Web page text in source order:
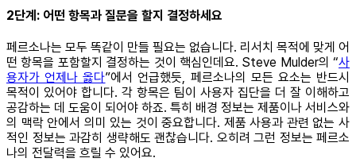
2단계: 어떤 항목과 질문을 할지 결정하세요
페르소나는 모두 똑같이 만들 필요는 없습니다. 리서치 목적에 맞게 어
떤 항목을 포함할지 결정하는 것이 핵심인데요. Steve Mulder의 “사
용자가 언제나 옳다”에서 언급했듯, 페르소나의 모든 요소는 반드시
목적이 있어야 합니다. 각 항목은 팀이 사용자 집단을 더 잘 이해하고
공감하는 데 도움이 되어야 하죠. 특히 배경 정보는 제품이나 서비스와
의 맥락 안에서 의미 있는 것이 중요합니다. 제품 사용과 관련 없는 사
적인 정보는 과감히 생략해도 괜찮습니다. 오히려 그런 정보는 페르소
나의 전달력을 흐릴 수 있어요.